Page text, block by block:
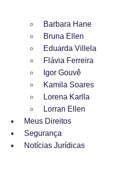
Barbara Hane
Bruna Ellen
Eduarda Villela
Flávia Ferreira
Igor Gouvê
Kamila Soares
Lorena Karlla
Lorran Ellen
Meus Direitos
Segurança
Notícias Jurídicas